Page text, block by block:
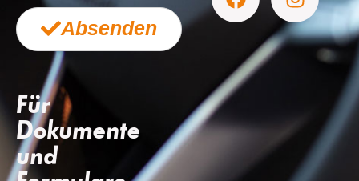
Absenden
Für
Dokumente
und